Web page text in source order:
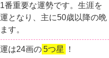
番重要な運勢です。生涯を
となり、主に50歳以降の晩
す。
は24画の5つ星 ！